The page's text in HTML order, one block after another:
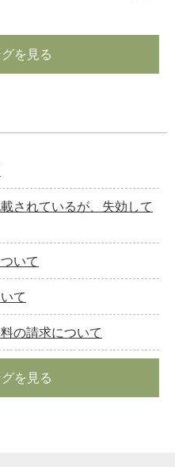
を見る
されているが、失効して
いて
て
の請求について
を見る